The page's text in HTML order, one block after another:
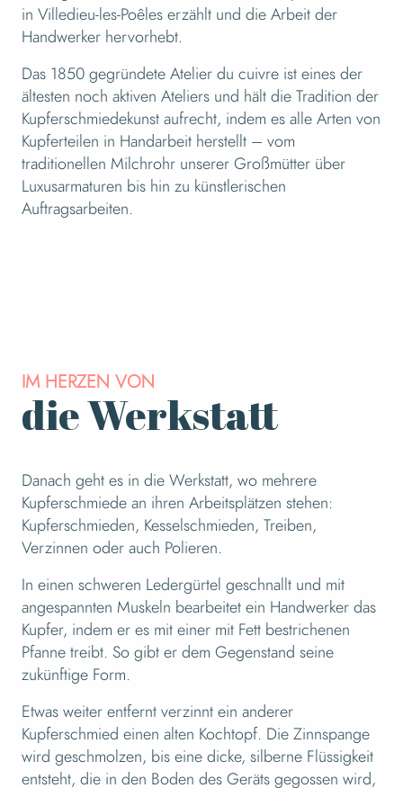
in Villedieu-les-Poêles erzählt und die Arbeit der
Handwerker hervorhebt.
Das 1850 gegründete Atelier du cuivre ist eines der
ältesten noch aktiven Ateliers und hält die Tradition der
Kupferschmiedekunst aufrecht, indem es alle Arten von
Kupferteilen in Handarbeit herstellt – vom
traditionellen Milchrohr unserer Großmütter über
Luxusarmaturen bis hin zu künstlerischen
Auftragsarbeiten.
IM HERZEN VON
die Werkstatt
Danach geht es in die Werkstatt, wo mehrere
Kupferschmiede an ihren Arbeitsplätzen stehen:
Kupferschmieden, Kesselschmieden, Treiben,
Verzinnen oder auch Polieren.
In einen schweren Ledergürtel geschnallt und mit
angespannten Muskeln bearbeitet ein Handwerker das
Kupfer, indem er es mit einer mit Fett bestrichenen
Pfanne treibt. So gibt er dem Gegenstand seine
zukünftige Form.
Etwas weiter entfernt verzinnt ein anderer
Kupferschmied einen alten Kochtopf. Die Zinnspange
wird geschmolzen, bis eine dicke, silberne Flüssigkeit
entsteht, die in den Boden des Geräts gegossen wird,